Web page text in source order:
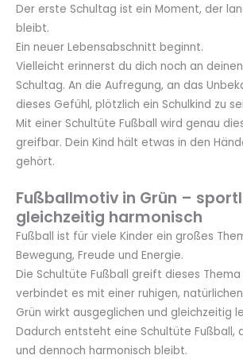
Der erste Schultag ist ein Moment, der
bleibt.
Ein neuer Lebensabschnitt beginnt.
Vielleicht erinnerst du dich noch an
Schultag. An die Aufregung, an das
dieses Gefühl, plötzlich ein Schulkind zu
Mit einer Schultüte Fußball wird genau
greifbar. Dein Kind hält etwas in den
gehört.
Fußballmotiv in Grün –
gleichzeitig harmonisch
Fußball ist für viele Kinder ein großes
Bewegung, Freude und Energie.
Die Schultüte Fußball greift dieses
verbindet es mit einer ruhigen,
Grün wirkt ausgeglichen und gleichzeitig
Dadurch entsteht eine Schultüte Fußball,
und dennoch harmonisch bleibt.